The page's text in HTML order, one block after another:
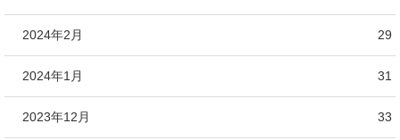
2024年2月 29
2024年1月 31
2023年12月 33